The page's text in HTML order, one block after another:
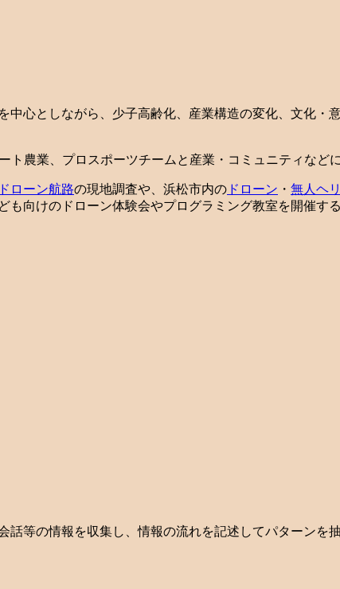
心としながら、少子高齢化、産業構造の変化、文化・
農業、プロスポーツチームと産業・コミュニティなど
ローン航路の現地調査や、浜松市内の ドローン ・ 無人ヘ
向けのドローン体験会やプログラミング教室を開催す
等の情報を収集し、情報の流れを記述してパターンを